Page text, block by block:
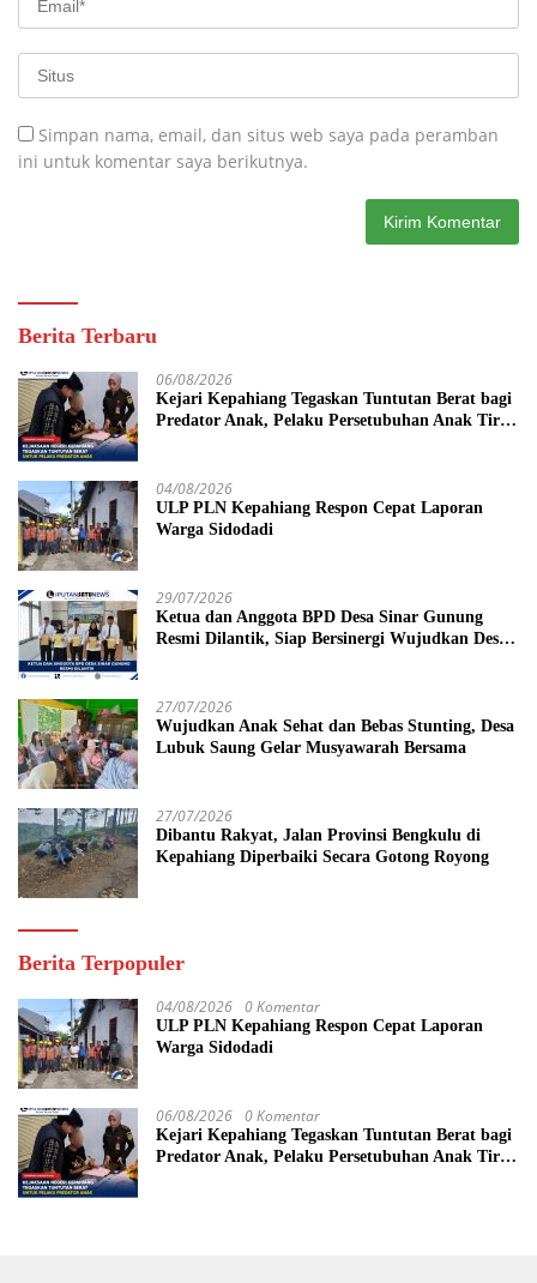
Simpan nama, email, dan situs web saya pada peramban
ini untuk komentar saya berikutnya.
Berita Terbaru
06/08/2026
Kejari Kepahiang Tegaskan Tuntutan Berat bagi
Predator Anak, Pelaku Persetubuhan Anak Tiri
04/08/2026
ULP PLN Kepahiang Respon Cepat Laporan
Warga Sidodadi
29/07/2026
Ketua dan Anggota BPD Desa Sinar Gunung
Resmi Dilantik, Siap Bersinergi Wujudkan Desa
27/07/2026
Wujudkan Anak Sehat dan Bebas Stunting, Desa
Lubuk Saung Gelar Musyawarah Bersama
27/07/2026
Dibantu Rakyat, Jalan Provinsi Bengkulu di
Kepahiang Diperbaiki Secara Gotong Royong
Berita Terpopuler
04/08/2026 0 Komentar
ULP PLN Kepahiang Respon Cepat Laporan
Warga Sidodadi
06/08/2026 0 Komentar
Kejari Kepahiang Tegaskan Tuntutan Berat bagi
Predator Anak, Pelaku Persetubuhan Anak Tiri